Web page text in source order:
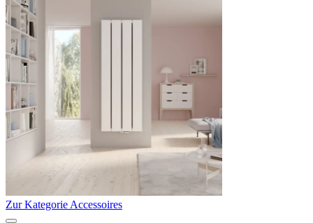
Zur Kategorie Accessoires